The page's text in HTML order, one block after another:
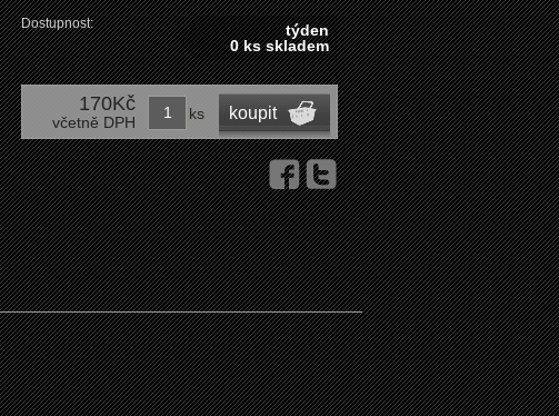
Dostupnost:
týden
0 ks skladem
170Kč
včetně DPH ks koupit